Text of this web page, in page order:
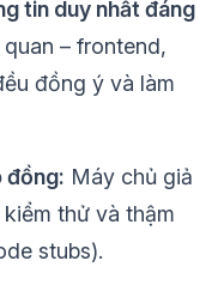
tin duy nhất đáng
– frontend,
đồng ý và làm
đồng: Máy chủ giả
thử và thậm
stubs).